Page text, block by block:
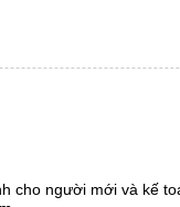
cho người mới và kế